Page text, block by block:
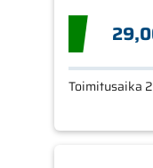
Toimitusaika